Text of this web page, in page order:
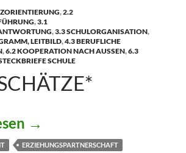
,2.2
,3.1
,3.3 SCHULORGANISATION,
LEITBILD,4.3 BERUFLICHE
,6.2 KOOPERATION NACH AUSSEN ,6.3
SCHULE
→
ERZIEHUNGSPARTNERSCHAFT